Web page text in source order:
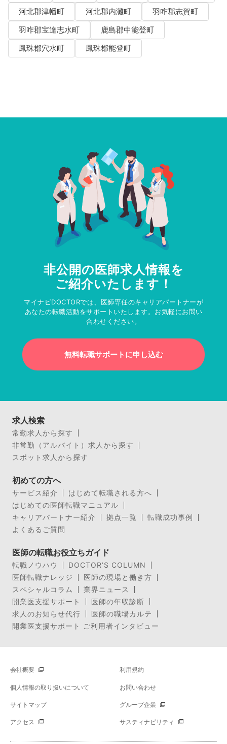
河北郡津幡町
河北郡内灘町
羽咋郡志賀町
羽咋郡宝達志水町
鹿島郡中能登町
鳳珠郡穴水町
鳳珠郡能登町
非公開の医師求人情報を
ご紹介いたします！
マイナビDOCTORでは、医師専任のキャリアパートナーが
あなたの転職活動をサポートいたします。お気軽にお問い
合わせください。
無料転職サポートに申し込む
求人検索
常勤求人から探す
非常勤（アルバイト）求人から探す
スポット求人から探す
初めての方へ
サービス紹介
はじめて転職される方へ
はじめての医師転職マニュアル
キャリアパートナー紹介
拠点一覧
転職成功事例
よくあるご質問
医師の転職お役立ちガイド
転職ノウハウ
DOCTOR’S COLUMN
医師転職ナレッジ
医師の現場と働き方
スペシャルコラム
業界ニュース
開業医支援サポート
医師の年収診断
求人のお知らせ代行
医師の職場カルテ
開業医支援サポート ご利用者インタビュー
会社概要 利用規約
個人情報の取り扱いについて お問い合わせ
サイトマップ グループ企業
アクセス サスティナビリティ